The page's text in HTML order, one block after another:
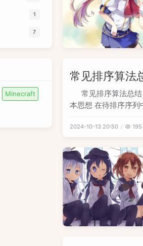
常见排序算法
常见排序算法总
本思想 在待排序序列
中的合适位置。 性
被放到最终位置 时
与总移动次数均约为
择未
2024-10-13 20:50 195
1
7
Minecraft